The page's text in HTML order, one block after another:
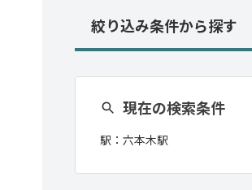
絞り込み条件から探す
現在の検索条件
駅： 六本木駅